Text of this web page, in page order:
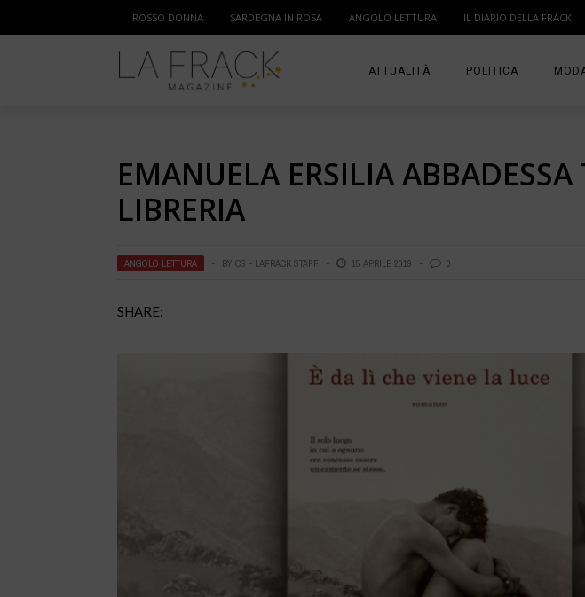
ROSSO DONNA SARDEGNA IN ROSA ANGOLO LETTURA IL DIARIO DELLA FRACK
ATTUALITÀ
MAMMA
POLITICA
EMANUELA ERSILIA
LIBRERIA
ANGOLO LETTURA BY CS - LAFRACK STAFF 15 APRILE 2019 0
SHARE: